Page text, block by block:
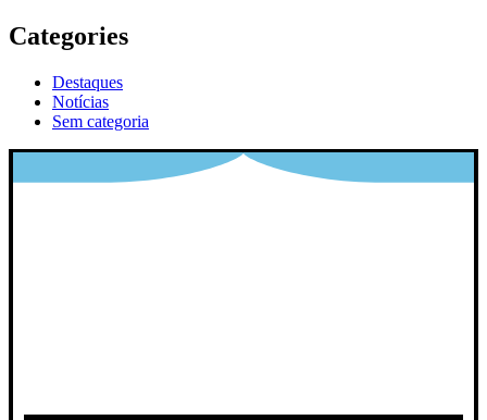
Categories
Destaques
Notícias
Sem categoria